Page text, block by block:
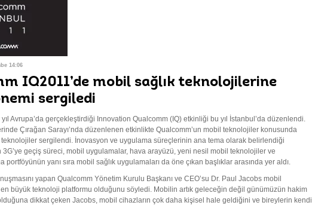
14:06
IQ2011’de mobil sağlık teknolojilerine
sergiledi
Avrupa’da gerçekleştirdiği Innovation Qualcomm (IQ) etkinliği bu yıl İstanbul’da düzenlendi.
Çırağan Sarayı’nda düzenlenen etkinlikte Qualcomm’un mobil teknolojiler konusunda
sergilendi. İnovasyon ve uygulama süreçlerinin ana tema olarak belirlendiği
3G’ye geçiş süreci, mobil uygulamalar, hava arayüzü, yeni nesil mobil teknolojiler ve
portföyünün yanı sıra mobil sağlık uygulamaları da öne çıkan başlıklar arasında yer aldı.
yapan Qualcomm Yönetim Kurulu Başkanı ve CEO’su Dr. Paul Jacobs mobil
büyük teknoloji platformu olduğunu söyledi. Mobilin artık geleceğin değil günümüzün hakim
dikkat çeken Jacobs, mobil cihazların çok daha kişisel hale geldiğini ve bireylerin kendi